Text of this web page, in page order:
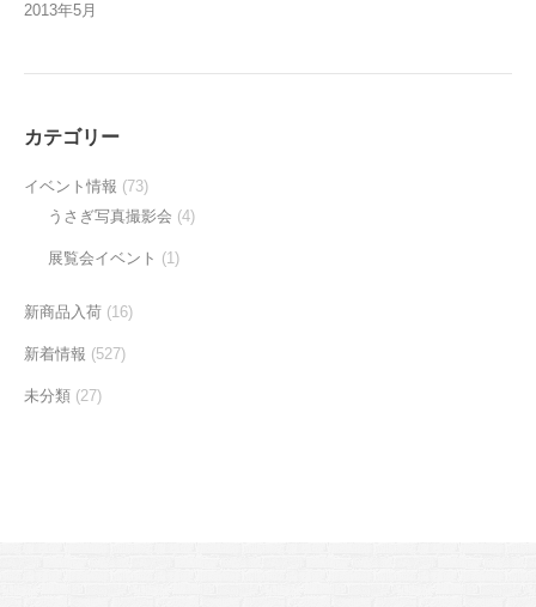
2013年5月
カテゴリー
イベント情報 (73)
うさぎ写真撮影会 (4)
展覧会イベント (1)
新商品入荷 (16)
新着情報 (527)
未分類 (27)